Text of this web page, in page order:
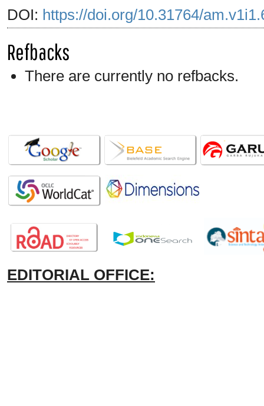
DOI: https://doi.org/10.31764/
Refbacks
There are currently no refbacks.
EDITORIAL OFFICE: